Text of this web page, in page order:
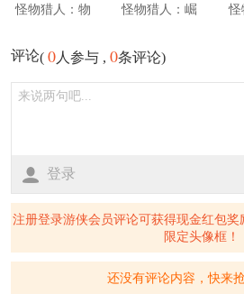
怪物猎人：物
怪物猎人：崛
怪
评论( 0人参与 , 0条评论)
登录
注册登录游侠会员评论可获得现金红包
限定头像框！
还没有评论内容，快来